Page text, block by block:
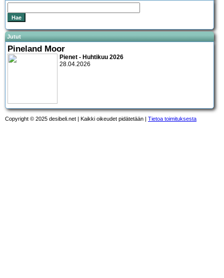
Jutut
Pineland Moor
Pienet - Huhtikuu 2026
28.04.2026
Copyright © 2025 desibeli.net | Kaikki oikeudet pidätetään | Tietoa toimituksesta